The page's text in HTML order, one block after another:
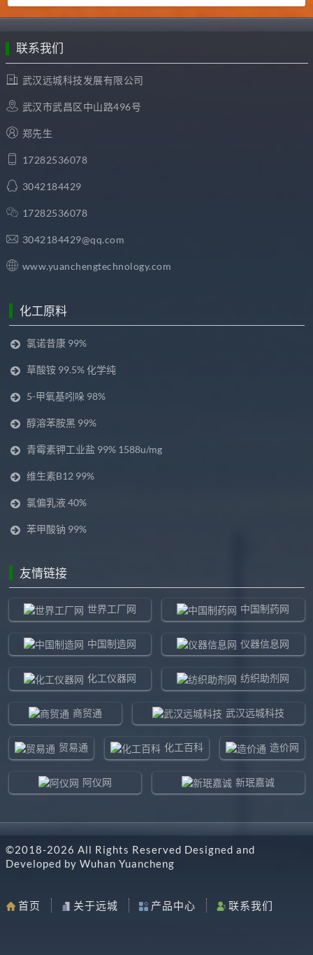
联系我们
武汉远城科技发展有限公司
武汉市武昌区中山路496号
郑先生
17282536078
3042184429
17282536078
3042184429@qq.com
www.yuanchengtechnology.com
化工原料
氯诺昔康 99%
草酸铵 99.5% 化学纯
5-甲氧基吲哚 98%
醇溶苯胺黑 99%
青霉素钾工业盐 99% 1588u/mg
维生素B12 99%
氯偏乳液 40%
苯甲酸钠 99%
友情链接
世界工厂网 中国制药网
中国制造网 仪器信息网
化工仪器网 纺织助剂网
商贸通 武汉远城科技
贸易通 化工百科 造价网
阿仪网 新珉嘉诚
东北制造网 药智通
©2018-2026 All Rights Reserved Designed and
Developed by Wuhan Yuancheng
首页 关于远城 产品中心 联系我们